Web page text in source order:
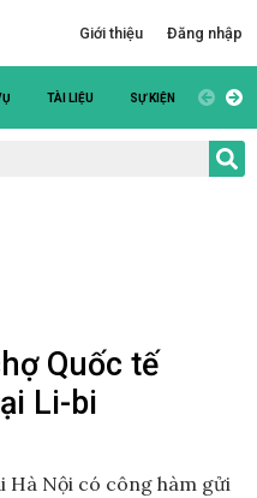
Giới thiệu Đăng nhập
TÀI LIỆU SỰ KIỆN DANH
Quốc tế
Li-bi
Hà Nội có công hàm gửi